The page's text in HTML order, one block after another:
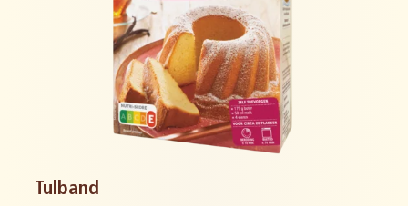
Tulband